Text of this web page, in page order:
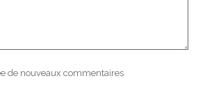
de nouveaux commentaires